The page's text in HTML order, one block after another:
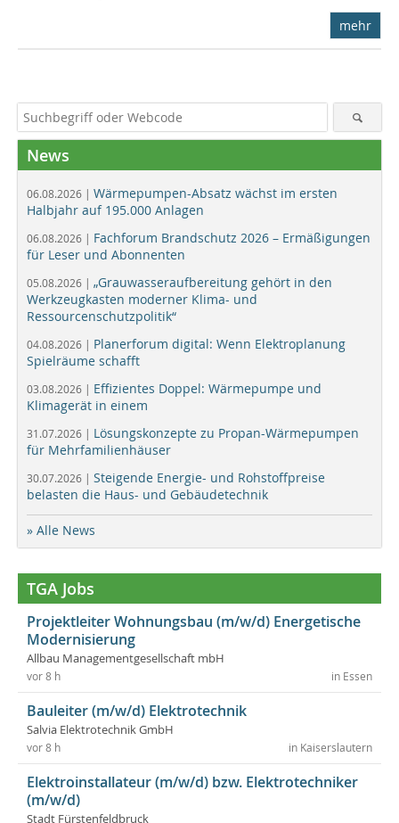
mehr
News
06.08.2026 | Wärmepumpen-Absatz wächst im ersten
Halbjahr auf 195.000 Anlagen
06.08.2026 | Fachforum Brandschutz 2026 – Ermäßigungen
für Leser und Abonnenten
05.08.2026 | „Grauwasseraufbereitung gehört in den
Werkzeugkasten moderner Klima- und
Ressourcenschutzpolitik“
04.08.2026 | Planerforum digital: Wenn Elektroplanung
Spielräume schafft
03.08.2026 | Effizientes Doppel: Wärmepumpe und
Klimagerät in einem
31.07.2026 | Lösungskonzepte zu Propan-Wärmepumpen
für Mehrfamilienhäuser
30.07.2026 | Steigende Energie- und Rohstoffpreise
belasten die Haus- und Gebäudetechnik
» Alle News
TGA Jobs
Projektleiter Wohnungsbau (m/w/d) Energetische
Modernisierung
Allbau Managementgesellschaft mbH
in Essen
vor 8 h
Bauleiter (m/w/d) Elektrotechnik
Salvia Elektrotechnik GmbH
in Kaiserslautern
vor 8 h
Elektroinstallateur (m/w/d) bzw. Elektrotechniker
(m/w/d)
Stadt Fürstenfeldbruck